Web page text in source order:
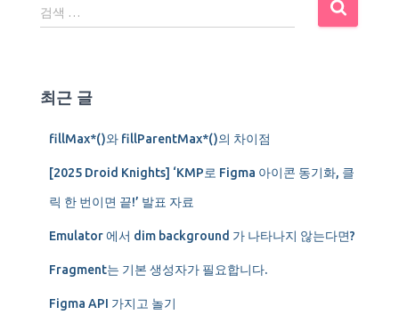
검
색
검색 …
최근 글
fillMax*()와 fillParentMax*()의 차이점
[2025 Droid Knights] ‘KMP로 Figma 아이콘 동기화, 클
릭 한 번이면 끝!’ 발표 자료
Emulator 에서 dim background 가 나타나지 않는다면?
Fragment는 기본 생성자가 필요합니다.
Figma API 가지고 놀기